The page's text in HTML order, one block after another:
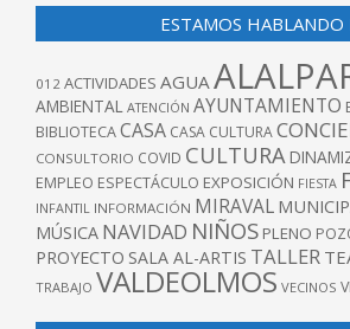
ESTAMOS HABLANDO
012 ACTIVIDADES AGUA
AMBIENTAL ATENCIÓN AYUNTAMIENTO
BIBLIOTECACASA CASA CULTURA
CONSULTORIO COVID CULTURA
EMPLEO ESPECTÁCULO EXPOSICIÓN FIESTA
INFANTIL INFORMACIÓN MIRAVAL
MÚSICA NAVIDAD NIÑOS PLENO
PROYECTO SALA AL-ARTIS TALLER
TRABAJO VALDEOLMOS VECINOS